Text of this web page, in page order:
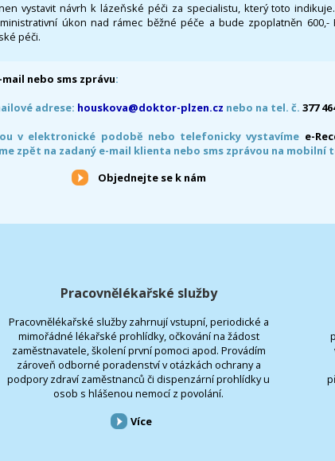
vystavit návrh k lázeňské péči za specialistu, který toto
úkon nad rámec běžné péče a bude zpoplatněn 600,-
péči.
nebo sms zprávu:
adrese: houskova@doktor-plzen.cz nebo na tel. č. 377
v elektronické podobě nebo telefonicky vystavíme e-
zpět na zadaný e-mail klienta nebo sms zprávou na mobilní
Objednejte se k nám
Pracovnělékařské služby
Pracovnělékařské služby zahrnují vstupní, periodické a
mimořádné lékařské prohlídky, očkování na žádost
zaměstnavatele, školení první pomoci apod. Provádím
zároveň odborné poradenství v otázkách ochrany a
podpory zdraví zaměstnanců či dispenzární prohlídky u
osob s hlášenou nemocí z povolání.
Více